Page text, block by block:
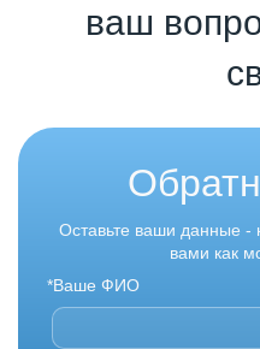
ваш
Оставьте ваши данные -
вами как
*Ваше ФИО